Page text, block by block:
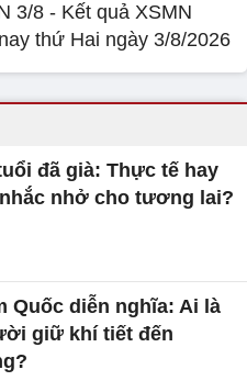
3/8 - Kết quả XSMN
thứ Hai ngày 3/8/2026
đã già: Thực tế hay
nhở cho tương lai?
Quốc diễn nghĩa: Ai là
giữ khí tiết đến